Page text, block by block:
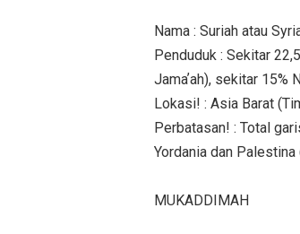
Nama : Suriah atau
Penduduk : Sekitar
Jamaʼah), sekitar 15%
Lokasi! : Asia Barat
Perbatasan! : Total
Yordania dan
MUKADDIMAH